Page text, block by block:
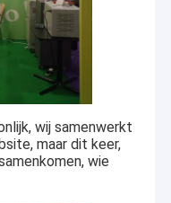
wij samenwerkt
maar dit keer,
wie